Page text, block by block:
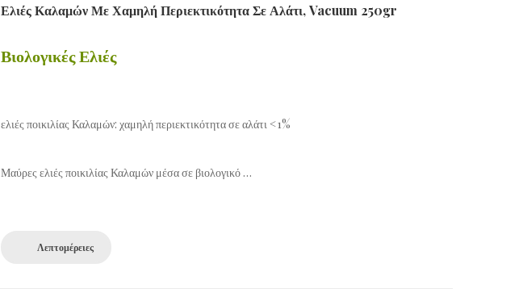
Ελιές Καλαμών Με Χαμηλή Περιεκτικότητα Σε Αλάτι, Vacuum 250gr
Βιολογικές Ελιές
ελιές ποικιλίας Καλαμών: χαμηλή περιεκτικότητα σε αλάτι <1%
Μαύρες ελιές ποικιλίας Καλαμών μέσα σε βιολογικό …
Λεπτομέρειες